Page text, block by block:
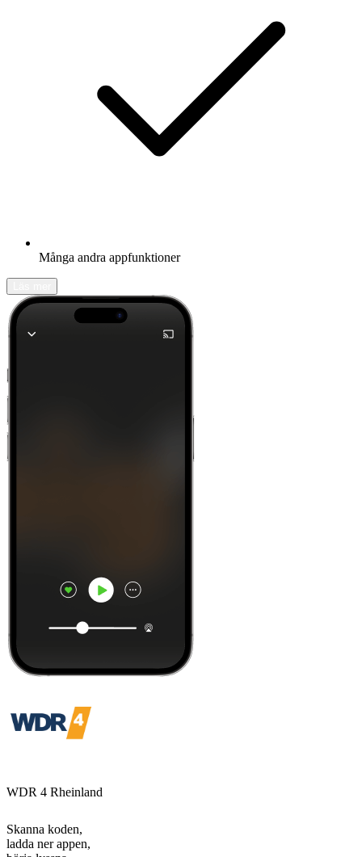
Många andra appfunktioner
WDR 4 Rheinland
Skanna koden,
ladda ner appen,